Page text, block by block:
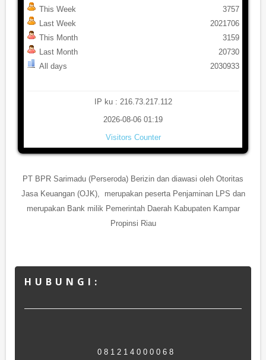
This Week
Last Week
This Month
Last Month
All days
3757
2021706
3159
20730
2030933
IP ku : 216.73.217.112
2026-08-06 01:19
Visitors Counter
PT BPR Sarimadu (Perseroda) Berizin dan diawasi oleh Otoritas
Jasa Keuangan (OJK), merupakan peserta Penjaminan LPS dan
merupakan Bank milik Pemerintah Daerah Kabupaten Kampar
Propinsi Riau
H U B U N G I :
0 8 1 2 1 4 0 0 0 0 6 8